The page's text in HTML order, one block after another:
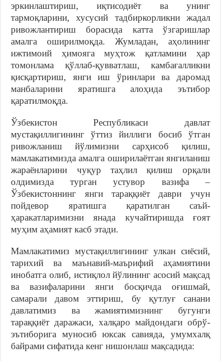
эркинлаштириш, иқтисодиёт ва унинг
тармоқларини, хусусий тадбиркорликни жадал
ривожлантириш борасида катта ўзгаришлар
амалга оширилмоқда. Жумладан, аҳолининг
ижтимоий ҳимояга муҳтож қатламини ҳар
томонлама қўллаб-қувватлаш, камбағалликни
қисқартириш, янги иш ўринлари ва даромад
манбаларини яратишга алоҳида эътибор
қаратилмоқда.
Ўзбекистон Республикаси давлат
мустақиллигининг ўттиз йиллиги босиб ўтган
ривожланиш йўлимизни сарҳисоб қилиш,
мамлакатимизда амалга оширилаётган янгиланиш
жараёнларини чуқур таҳлил қилиш орқали
олдимизда турган устувор вазифа –
Ўзбекистоннинг янги тараққиёт даври учун
пойдевор яратишга қаратилган саъй-
ҳаракатларимизни янада кучайтиришда ғоят
муҳим аҳамият касб этади.
Мамлакатимиз мустақиллигининг улкан сиёсий,
тарихий ва маънавий-маърифий аҳамиятини
инобатга олиб, истиқлол йўлининг асосий мақсад
ва вазифаларини янги босқичда оғишмай,
самарали давом эттириш, бу қутлуғ санани
давлатимиз ва жамиятимизнинг бугунги
тараққиёт даражаси, халқаро майдондаги обрў-
эътиборига муносиб юксак савияда, умумхалқ
байрами сифатида кенг нишонлаш мақсадида: